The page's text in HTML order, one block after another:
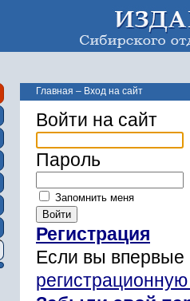
Главная – Вход на сайт
Войти на сайт
Пароль
Запомнить меня
Регистрация
Если вы впервые